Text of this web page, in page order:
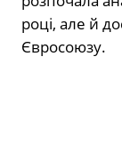
році, але й
Євросоюзу.